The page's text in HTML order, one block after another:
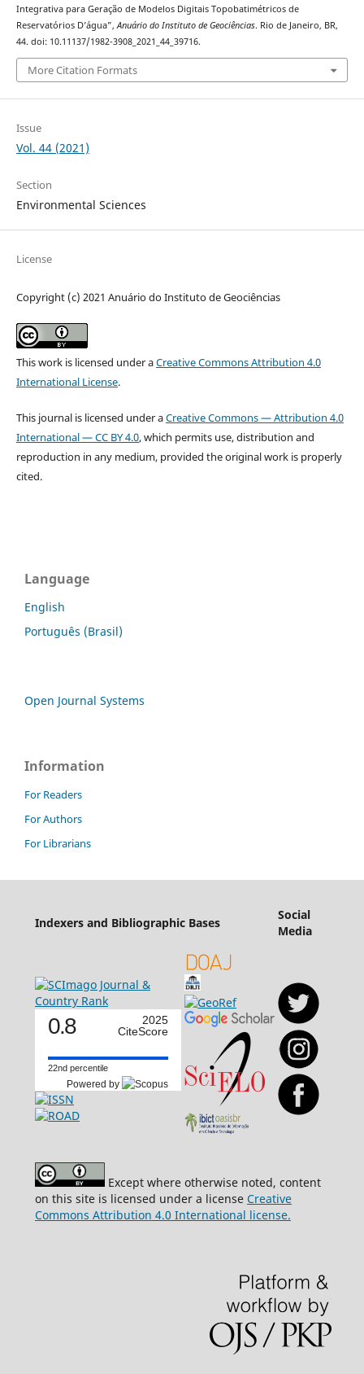
Integrativa para Geração de Modelos Digitais Topobatimétricos de
Reservatórios D’água”, Anuário do Instituto de Geociências. Rio de Janeiro, BR,
44. doi: 10.11137/1982-3908_2021_44_39716.
More Citation Formats
Issue
Vol. 44 (2021)
Section
Environmental Sciences
License
Copyright (c) 2021 Anuário do Instituto de Geociências
This work is licensed under aCreative Commons Attribution 4.0
International License.
This journal is licensed under aCreative Commons — Attribution 4.0
International — CC BY 4.0, which permits use, distribution and
reproduction in any medium, provided the original work is properly
cited.
Language
English
Português (Brasil)
Open Journal Systems
Information
For Readers
For Authors
For Librarians
Indexers and Bibliographic Bases
Social
Media
0.8
2025
CiteScore
22nd percentile
Powered by
Except where otherwise noted, content
on this site is licensed under a license Creative
Commons Attribution 4.0 International license.